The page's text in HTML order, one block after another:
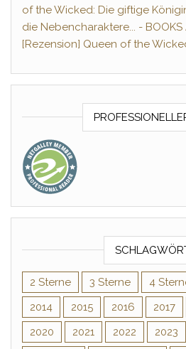
of the Wicked: Die giftige
die Nebencharaktere... - BOOKS
[Rezension] Queen of the
2 Sterne 3 Sterne 4
2014
2015 2016 2017
2020
2021 2022 2023